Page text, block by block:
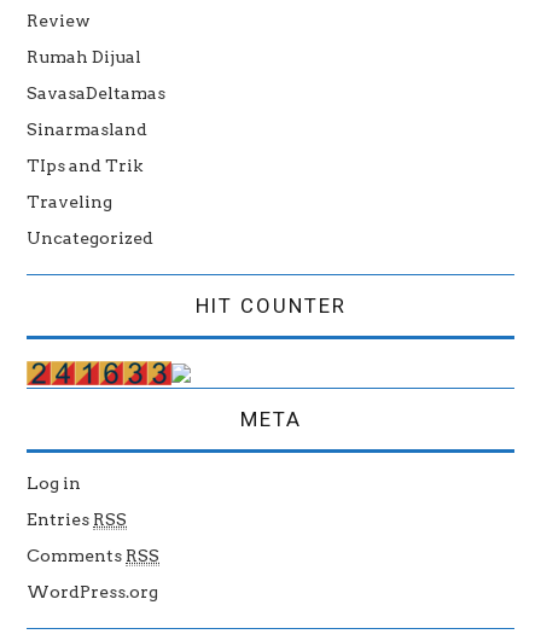
Review
Rumah Dijual
SavasaDeltamas
Sinarmasland
TIps and Trik
Traveling
Uncategorized
HIT COUNTER
META
Log in
Entries RSS
Comments RSS
WordPress.org